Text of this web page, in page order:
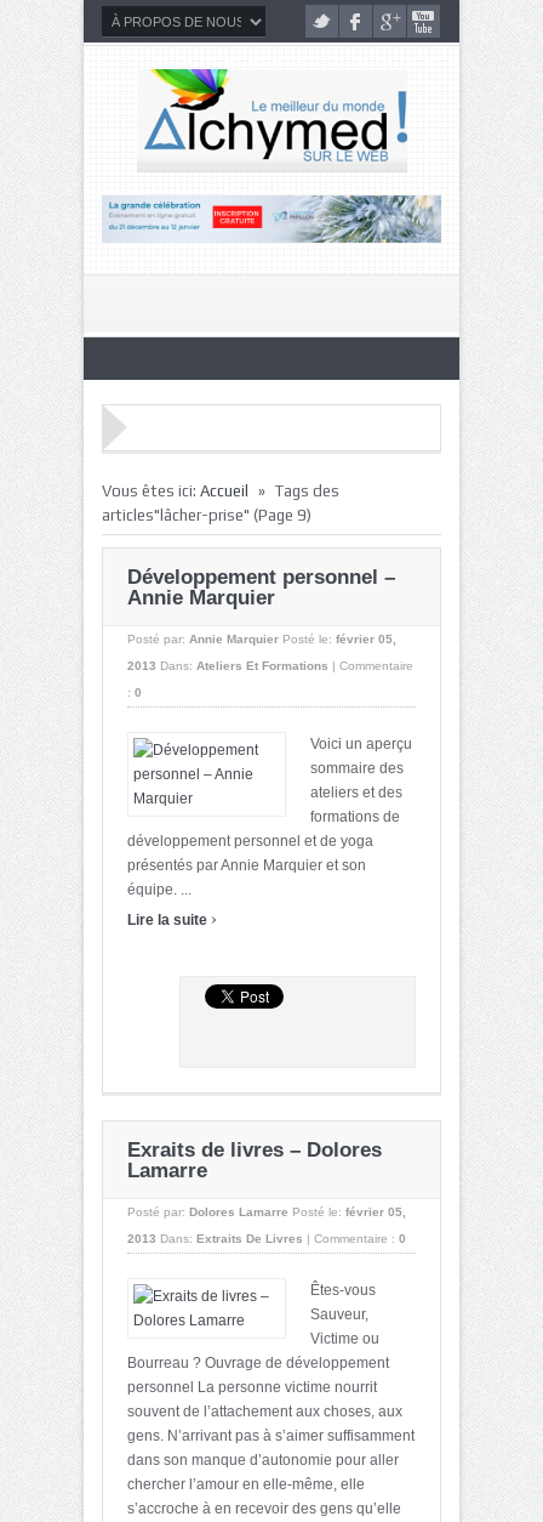
Vous êtes ici: Accueil » Tags des
articles"lâcher-prise" (Page 9)
Développement personnel –
Annie Marquier
Posté par: Annie Marquier Posté le: février 05,
2013 Dans: Ateliers Et Formations | Commentaire
: 0
Voici un aperçu
sommaire des
ateliers et des
formations de
développement personnel et de yoga
présentés par Annie Marquier et son
équipe. ...
Lire la suite ›
Exraits de livres – Dolores
Lamarre
Posté par: Dolores Lamarre Posté le: février 05,
2013 Dans: Extraits De Livres | Commentaire : 0
Êtes-vous
Sauveur,
Victime ou
Bourreau ? Ouvrage de développement
personnel La personne victime nourrit
souvent de l’attachement aux choses, aux
gens. N’arrivant pas à s’aimer suffisamment
dans son manque d’autonomie pour aller
chercher l’amour en elle-même, elle
s’accroche à en recevoir des gens qu’elle